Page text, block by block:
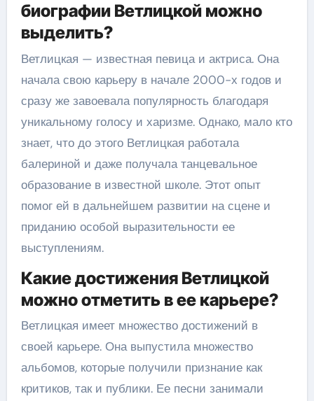
биографии Ветлицкой можно
выделить?
Ветлицкая — известная певица и актриса. Она
начала свою карьеру в начале 2000-х годов и
сразу же завоевала популярность благодаря
уникальному голосу и харизме. Однако, мало кто
знает, что до этого Ветлицкая работала
балериной и даже получала танцевальное
образование в известной школе. Этот опыт
помог ей в дальнейшем развитии на сцене и
приданию особой выразительности ее
выступлениям.
Какие достижения Ветлицкой
можно отметить в ее карьере?
Ветлицкая имеет множество достижений в
своей карьере. Она выпустила множество
альбомов, которые получили признание как
критиков, так и публики. Ее песни занимали